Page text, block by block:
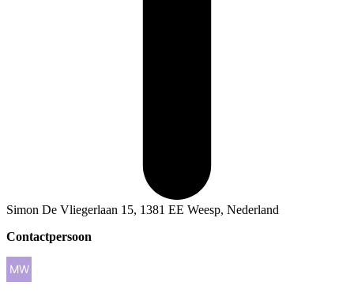
Simon De Vliegerlaan 15, 1381 EE Weesp, Nederland
Contactpersoon